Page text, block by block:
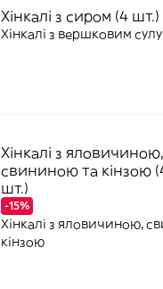
Хінкалі з сиром (4 шт.)
Хінкалі з вершковим
Хінкалі з яловичиною,
свининою та кінзою
шт.)
-15%
Хінкалі з яловичиною,
кінзою